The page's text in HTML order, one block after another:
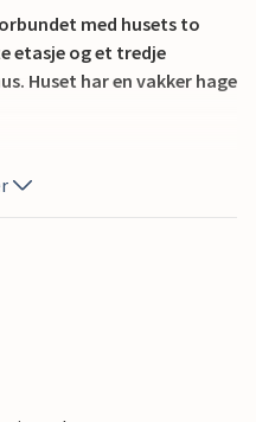
med husets to
etasje og et tredje
Huset har en vakker hage
finner du også en
kommer daglig med
for å besøke det rike